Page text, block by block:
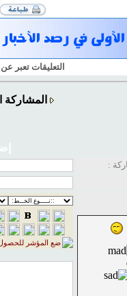
التعليقات تعبر
المشاركة
: